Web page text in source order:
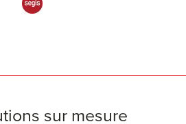
sur mesure